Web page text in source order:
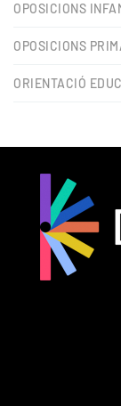
OPOSICIONS
OPOSICIONS
ORIENTACIÓ